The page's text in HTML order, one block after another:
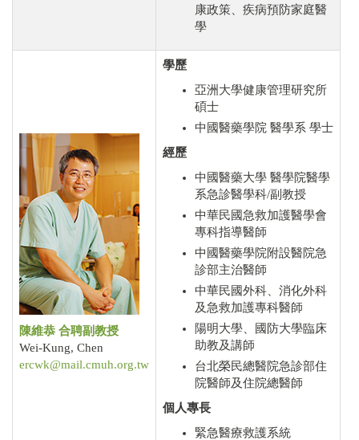
康政策、疾病預防家庭醫
學
陳維恭 合聘副教授
Wei-Kung, Chen
ercwk@mail.cmuh.org.tw
學歷
亞洲大學健康管理研究所
碩士
中國醫藥學院 醫學系 學士
經歷
中國醫藥大學 醫學院醫學
系急診醫學科/副教授
中華民國急救加護醫學會
專科指導醫師
中國醫藥學院附設醫院急
診部主治醫師
中華民國外科、消化外科
及急救加護專科醫師
陽明大學、國防大學臨床
助教及講師
台北榮民總醫院急診部住
院醫師及住院總醫師
個人專長
緊急醫療救護系統